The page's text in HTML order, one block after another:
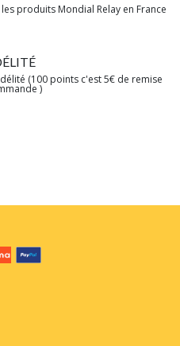
produits Mondial Relay en France
(100 points c'est 5€ de remise
)